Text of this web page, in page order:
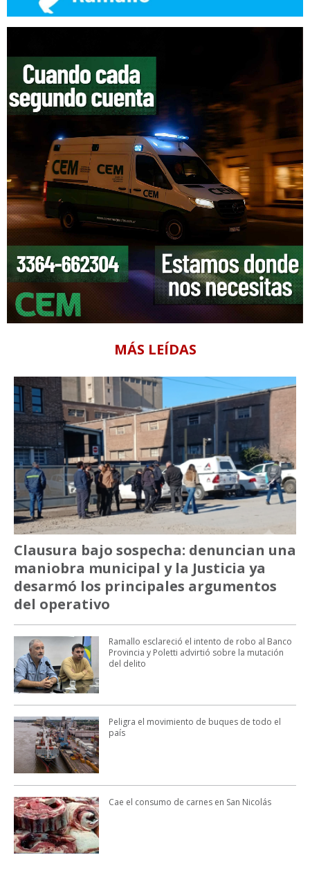
MÁS LEÍDAS
Clausura bajo sospecha: denuncian una
maniobra municipal y la Justicia ya
desarmó los principales argumentos
del operativo
Ramallo esclareció el intento de robo al Banco
Provincia y Poletti advirtió sobre la mutación
del delito
Peligra el movimiento de buques de todo el
país
Cae el consumo de carnes en San Nicolás